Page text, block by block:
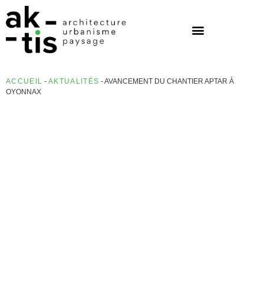
ACCUEIL -AKTUALITÉS -AVANCEMENT DU CHANTIER APTAR À
OYONNAX